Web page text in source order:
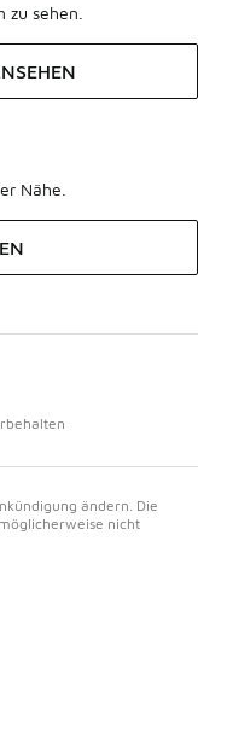
sehen.
Nähe.
ändern. Die
nicht